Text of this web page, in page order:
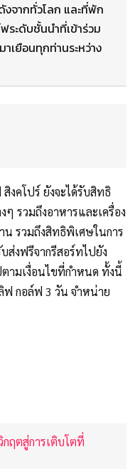
จากทั่วโลก และที่พัก
ระดับชั้นนำที่เข้าร่วม
เยือนทุกท่านระหว่าง
คโปร์ ยังจะได้รับสิทธิ
รวมถึงอาหารและเครื่อง
รวมถึงสิทธิพิเศษในการ
ส่งฟรีจากรีสอร์ทไปยัง
ามเงื่อนไขที่กำหนด ทั้งนี้
กอล์ฟ 3 วัน จำหน่าย
ฤตสู่การเติบโตที่